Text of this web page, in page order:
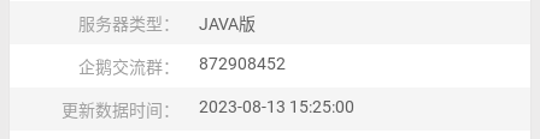
服务器类型： JAVA版
企鹅交流群： 872908452
更新数据时间： 2023-08-13 15:25:00